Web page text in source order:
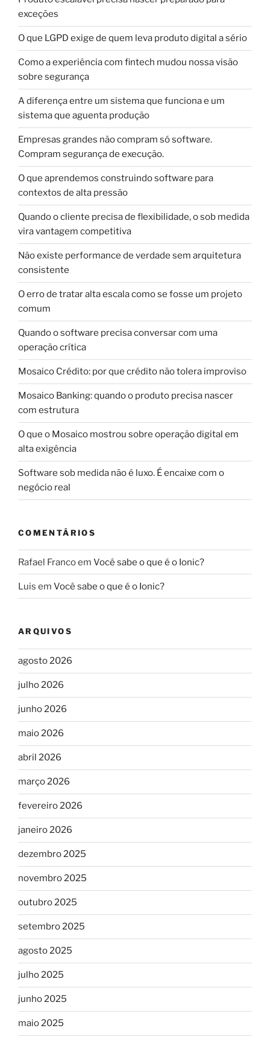
exceções
O que LGPD exige de quem leva produto digital a sério
Como a experiência com fintech mudou nossa visão
sobre segurança
A diferença entre um sistema que funciona e um
sistema que aguenta produção
Empresas grandes não compram só software.
Compram segurança de execução.
O que aprendemos construindo software para
contextos de alta pressão
Quando o cliente precisa de flexibilidade, o sob medida
vira vantagem competitiva
Não existe performance de verdade sem arquitetura
consistente
O erro de tratar alta escala como se fosse um projeto
comum
Quando o software precisa conversar com uma
operação crítica
Mosaico Crédito: por que crédito não tolera improviso
Mosaico Banking: quando o produto precisa nascer
com estrutura
O que o Mosaico mostrou sobre operação digital em
alta exigência
Software sob medida não é luxo. É encaixe com o
negócio real
COMENTÁRIOS
Rafael Francoem Você sabe o que é o Ionic?
Luis em Você sabe o que é o Ionic?
ARQUIVOS
agosto 2026
julho 2026
junho 2026
maio 2026
abril 2026
março 2026
fevereiro 2026
janeiro 2026
dezembro 2025
novembro 2025
outubro 2025
setembro 2025
agosto 2025
julho 2025
junho 2025
maio 2025